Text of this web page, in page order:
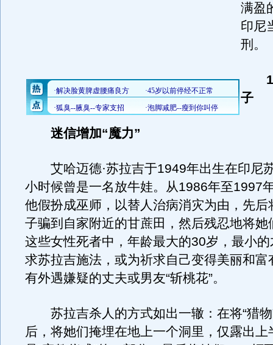
满盈
印尼
刑。
子
迷信增加“魔力”
艾哈迈德·苏拉吉于1949年出生在印尼
小时候曾是一名放牛娃。从1986年至1997
他假扮成巫师，以替人治病消灾为由，先后
子骗到自家附近的甘蔗田，然后残忍地将她
这些女性死者中，年龄最大的30岁，最小
求苏拉吉施法，或为祈求自己变得美丽和富
有外遇嫌疑的丈夫或男友“斩桃花”。
苏拉吉杀人的方式如出一辙：在将“猎物
后，将她们掩埋在地上一个洞里，仅露出上